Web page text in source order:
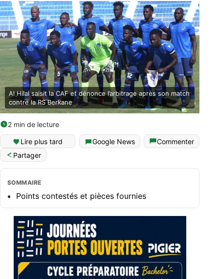
Al Hilal saisit la CAF et dénonce l’arbitrage après son match
contre la RS Berkane
2 min de lecture
Lire plus tard Google News
Commenter
Partager
SOMMAIRE
Points contestés et pièces fournies